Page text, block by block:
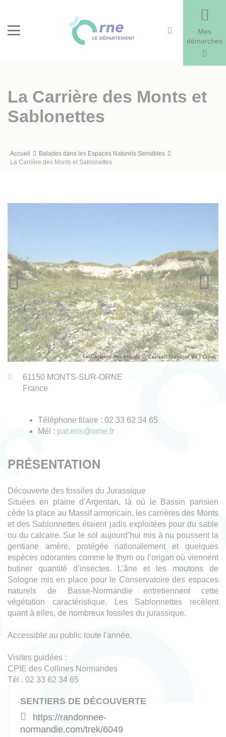
Menu
Mes
démarches
La Carrière des Monts et
Sablonettes
Fil
d'Ariane
Accueil
Balades dans les Espaces Naturels Sensibles
La Carrière des Monts et Sablonettes
61150 MONTS-SUR-ORNE
France
Téléphone filaire : 02 33 62 34 65
Mél : pat.ens@orne.fr
PRÉSENTATION
Découverte des fossiles du Jurassique
Situées en plaine d’Argentan, là où le Bassin parisien
cède la place au Massif armoricain, les carrières des Monts
et des Sablonnettes étaient jadis exploitées pour du sable
ou du calcaire. Sur le sol aujourd’hui mis à nu poussent la
gentiane amère, protégée nationalement et quelques
espèces odorantes comme le thym ou l’origan où viennent
butiner quantité d’insectes. L’âne et les moutons de
Sologne mis en place pour le Conservatoire des espaces
naturels de Basse-Normandie entretiennent cette
végétation caractéristique. Les Sablonnettes recèlent
quant à elles, de nombreux fossiles du jurassique.
Accessible au public toute l'année.
Visites guidées :
CPIE des Collines Normandes
Tél : 02 33 62 34 65
SENTIERS DE DÉCOUVERTE
https://randonnee-
normandie.com/trek/6049